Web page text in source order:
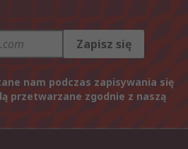
Zapisz się
nam podczas zapisywania się
przetwarzane zgodnie z naszą